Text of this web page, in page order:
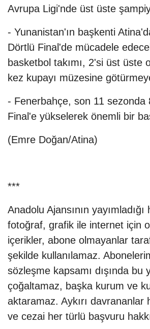
Avrupa Ligi'nde üst üste
- Yunanistan'ın başkenti
Dörtlü Final'de mücadele
basketbol takımı, 2'si üst üste
kez kupayı müzesine
- Fenerbahçe, son 11 sezonda
Final'e yükselerek önemli bir
(Emre Doğan/Atina)
***
Anadolu Ajansının
fotoğraf, grafik ile internet için
içerikler, abone olmayanlar
şekilde kullanılamaz.
sözleşme kapsamı dışında bu
çoğaltamaz, başka kurum ve
aktaramaz. Aykırı davrananlar
ve cezai her türlü başvuru